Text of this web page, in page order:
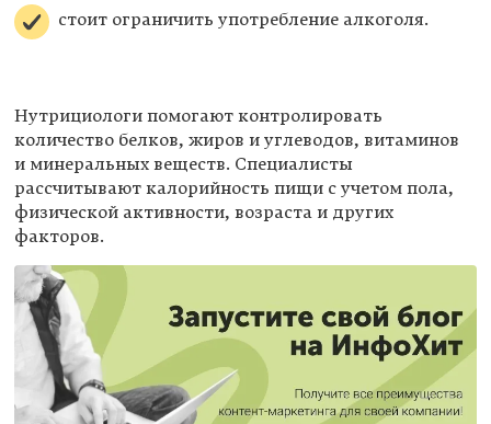
стоит ограничить употребление алкоголя.
Нутрициологи помогают контролировать
количество белков, жиров и углеводов, витаминов
и минеральных веществ. Специалисты
рассчитывают калорийность пищи с учетом пола,
физической активности, возраста и других
факторов.